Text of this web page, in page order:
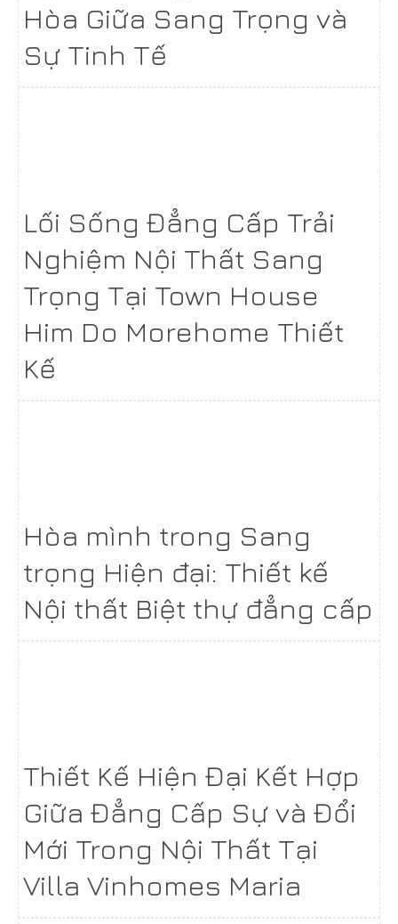
Hòa Giữa Sang Trọng và
Sự Tinh Tế
Lối Sống Đẳng Cấp Trải
Nghiệm Nội Thất Sang
Trọng Tại Town House
Him Do Morehome Thiết
Kế
Hòa mình trong Sang
trọng Hiện đại: Thiết kế
Nội thất Biệt thự đẳng cấp
Thiết Kế Hiện Đại Kết Hợp
Giữa Đẳng Cấp Sự và Đổi
Mới Trong Nội Thất Tại
Villa Vinhomes Maria